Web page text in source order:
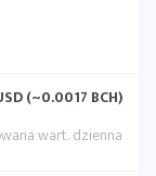
(~0.0017 BCH)